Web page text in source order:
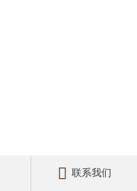
 联系我们